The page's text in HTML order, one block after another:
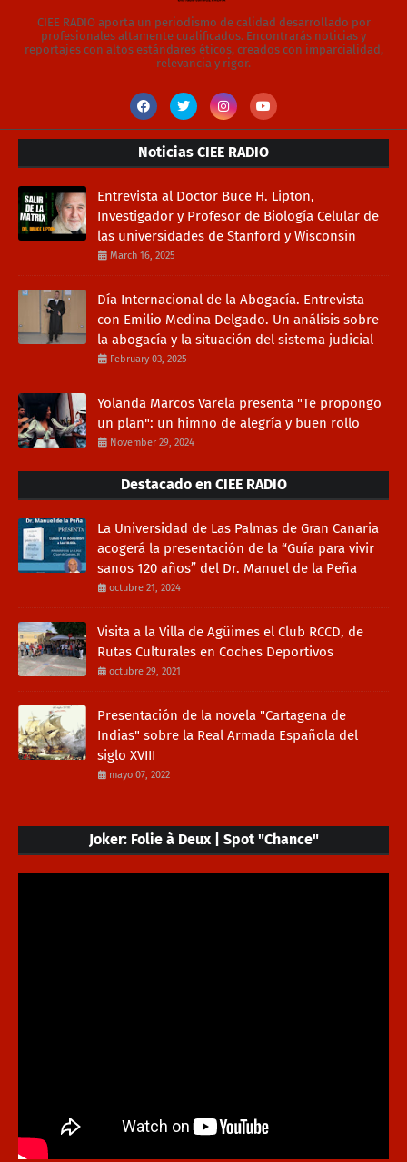
CIEE RADIO aporta un periodismo de calidad desarrollado por
profesionales altamente cualificados. Encontrarás noticias y
reportajes con altos estándares éticos, creados con imparcialidad,
relevancia y rigor.
Noticias CIEE RADIO
Entrevista al Doctor Buce H. Lipton,
Investigador y Profesor de Biología Celular de
las universidades de Stanford y Wisconsin
March 16, 2025
Día Internacional de la Abogacía. Entrevista
con Emilio Medina Delgado. Un análisis sobre
la abogacía y la situación del sistema judicial
February 03, 2025
Yolanda Marcos Varela presenta "Te propongo
un plan": un himno de alegría y buen rollo
November 29, 2024
Destacado en CIEE RADIO
La Universidad de Las Palmas de Gran Canaria
acogerá la presentación de la “Guía para vivir
sanos 120 años” del Dr. Manuel de la Peña
octubre 21, 2024
Visita a la Villa de Agüimes el Club RCCD, de
Rutas Culturales en Coches Deportivos
octubre 29, 2021
Presentación de la novela "Cartagena de
Indias" sobre la Real Armada Española del
siglo XVIII
mayo 07, 2022
Joker: Folie à Deux | Spot "Chance"